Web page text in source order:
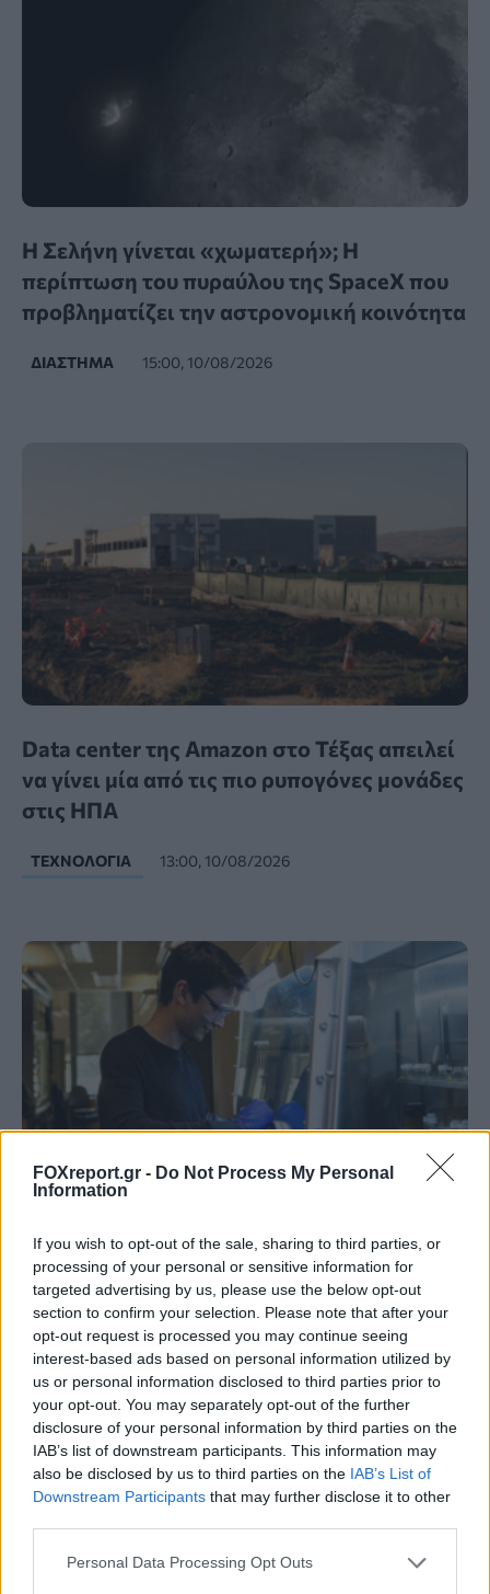
FOXreport.gr - Do Not Process My Personal
Information
If you wish to opt-out of the sale, sharing to third parties, or
processing of your personal or sensitive information for
targeted advertising by us, please use the below opt-out
section to confirm your selection. Please note that after your
opt-out request is processed you may continue seeing
interest-based ads based on personal information utilized by
us or personal information disclosed to third parties prior to
your opt-out. You may separately opt-out of the further
disclosure of your personal information by third parties on the
IAB’s list of downstream participants. This information may
also be disclosed by us to third parties on the IAB’s List of
Downstream Participants that may further disclose it to other
Personal Data Processing Opt Outs
Η Σελήνη γίνεται «χωματερή»; Η
περίπτωση του πυραύλου της SpaceX που
προβληματίζει την αστρονομική κοινότητα
ΔΙΆΣΤΗΜΑ 15:00, 10/08/2026
Data center της Amazon στο Τέξας απειλεί
να γίνει μία από τις πιο ρυπογόνες μονάδες
στις ΗΠΑ
ΤΕΧΝΟΛΟΓΊΑ 13:00, 10/08/2026
Νέα χημική αντίδραση με οξυγόνο και μόνο
νερό ως απόβλητο
ΕΠΙΣΤΉΜΗ 11:00, 10/08/2026